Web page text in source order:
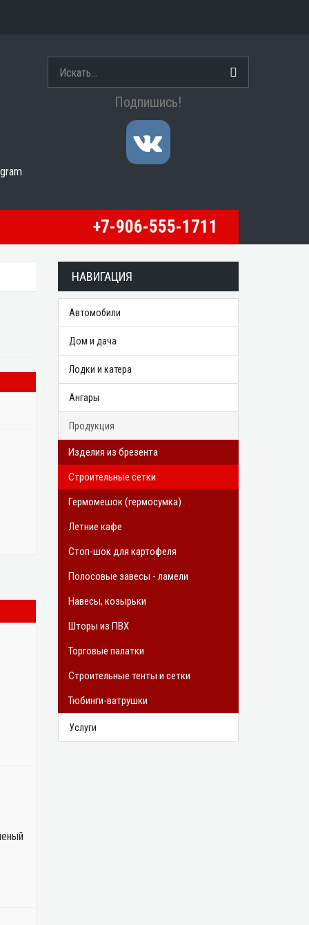
Подпишись!
+7-906-555-1711
НАВИГАЦИЯ
Автомобили
Дом и дача
Лодки и катера
Ангары
Продукция
Изделия из брезента
Строительные сетки
Гермомешок (гермосумка)
Летние кафе
Стоп-шок для картофеля
Полосовые завесы - ламели
Навесы, козырьки
Шторы из ПВХ
Торговые палатки
Строительные тенты и сетки
Тюбинги-ватрушки
Услуги